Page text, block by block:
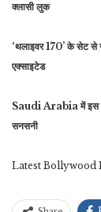
क्लासी लुक
‘थलाइवर 170’ के सेट
एक्साइटेड
Saudi Arabia में इस
सनसनी
Latest Bollywood